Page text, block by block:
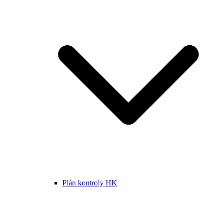
Plán kontroly HK